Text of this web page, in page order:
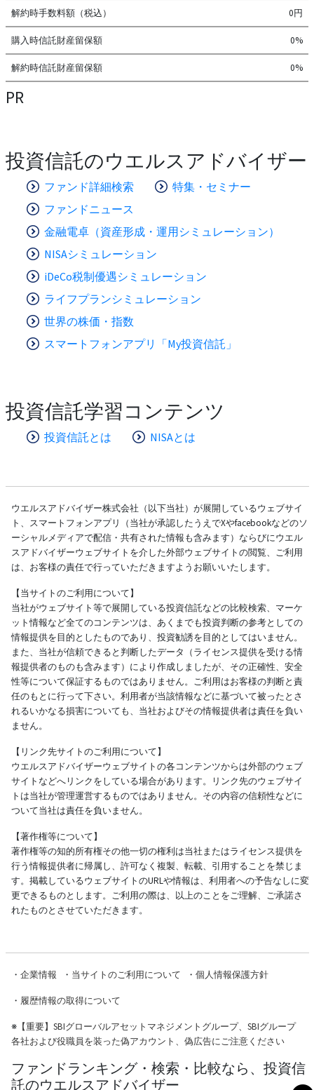
解約時手数料額（税込） 0円
購入時信託財産留保額 0%
解約時信託財産留保額 0%
PR
投資信託のウエルスアドバイザー
ファンド詳細検索
特集・セミナー
ファンドニュース
金融電卓（資産形成・運用シミュレーション）
NISAシミュレーション
iDeCo税制優遇シミュレーション
ライフプランシミュレーション
世界の株価・指数
スマートフォンアプリ「My投資信託」
投資信託学習コンテンツ
投資信託とは NISAとは
ウエルスアドバイザー株式会社（以下当社）が展開しているウェブサイ
ト、スマートフォンアプリ（当社が承認したうえでXやfacebookなどのソ
ーシャルメディアで配信・共有された情報も含みます）ならびにウエル
スアドバイザーウェブサイトを介した外部ウェブサイトの閲覧、ご利用
は、お客様の責任で行っていただきますようお願いいたします。
【当サイトのご利用について】
当社がウェブサイト等で展開している投資信託などの比較検索、マーケ
ット情報など全てのコンテンツは、あくまでも投資判断の参考としての
情報提供を目的としたものであり、投資勧誘を目的としてはいません。
また、当社が信頼できると判断したデータ（ライセンス提供を受ける情
報提供者のものも含みます）により作成しましたが、その正確性、安全
性等について保証するものではありません。ご利用はお客様の判断と責
任のもとに行って下さい。利用者が当該情報などに基づいて被ったとさ
れるいかなる損害についても、当社およびその情報提供者は責任を負い
ません。
【リンク先サイトのご利用について】
ウエルスアドバイザーウェブサイトの各コンテンツからは外部のウェブ
サイトなどへリンクをしている場合があります。リンク先のウェブサイ
トは当社が管理運営するものではありません。その内容の信頼性などに
ついて当社は責任を負いません。
【著作権等について】
著作権等の知的所有権その他一切の権利は当社またはライセンス提供を
行う情報提供者に帰属し、許可なく複製、転載、引用することを禁じま
す。掲載しているウェブサイトのURLや情報は、利用者への予告なしに変
更できるものとします。ご利用の際は、以上のことをご理解、ご承諾さ
れたものとさせていただきます。
・ 企業情報 ・ 当サイトのご利用について ・ 個人情報保護方針
・ 履歴情報の取得について
※【重要】SBIグローバルアセットマネジメントグループ、SBIグループ
各社および役職員を装った偽アカウント、偽広告にご注意ください
ファンドランキング・検索・比較なら、投資信
託のウエルスアドバイザー